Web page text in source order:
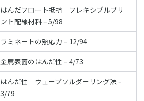
はんだフロート抵抗 フレキシブルプリ
ント配線材料 – 5/98
ラミネートの熱応力 – 12/94
金属表面のはんだ性 – 4/73
はんだ性 ウェーブソルダーリング法 –
3/79